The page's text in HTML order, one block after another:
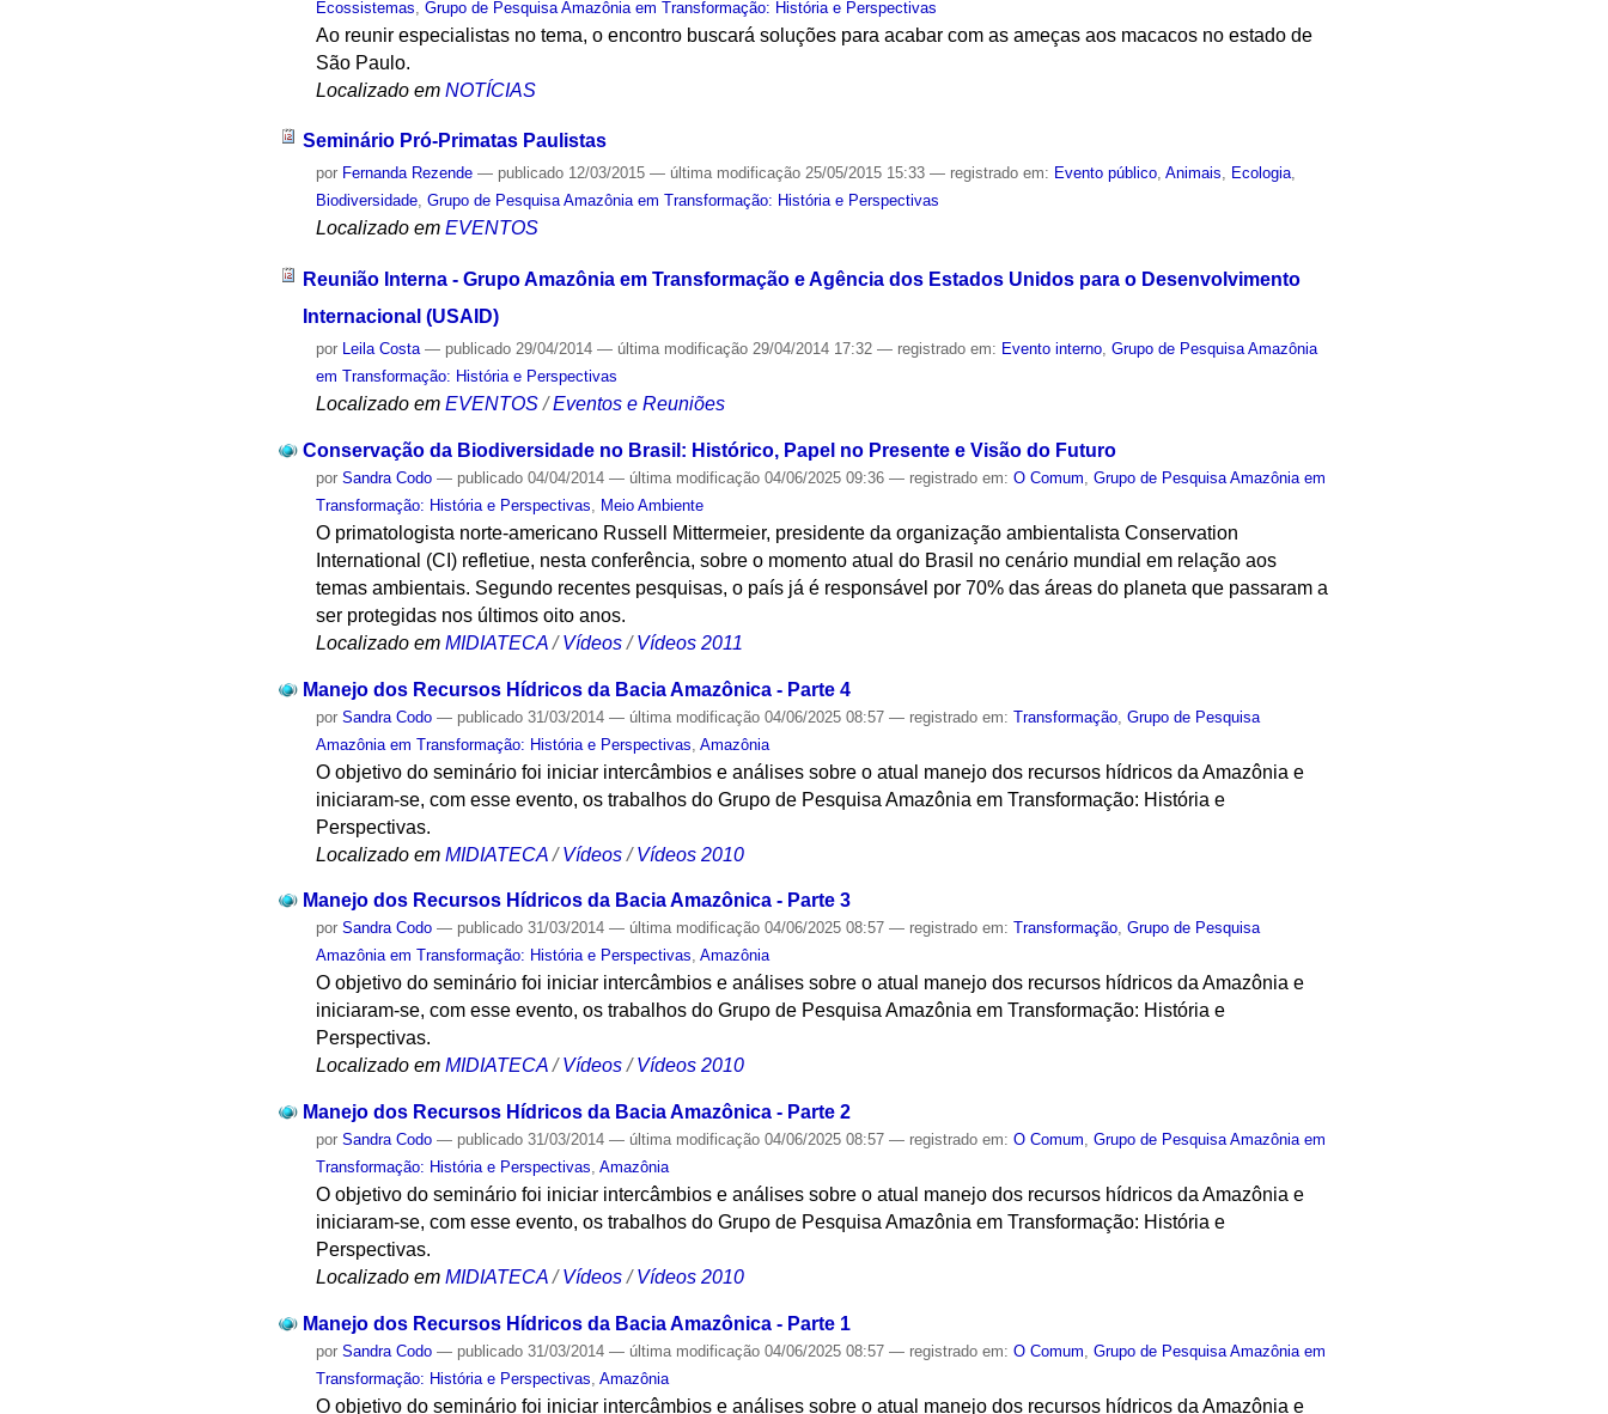
Ecossistemas ,Grupo de Pesquisa Amazônia em Transformação: História e Perspectivas
Ao reunir especialistas no tema, o encontro buscará soluções para acabar com as ameças aos macacos no estado de
São Paulo.
Localizado em NOTÍCIAS
Seminário Pró-Primatas Paulistas
por Fernanda Rezende — publicado 12/03/2015— última modificação 25/05/2015 15:33— registrado em: Evento público,Animais, Ecologia,
Biodiversidade,Grupo de Pesquisa Amazônia em Transformação: História e Perspectivas
Localizado em EVENTOS
Reunião Interna - Grupo Amazônia em Transformação e Agência dos Estados Unidos para o Desenvolvimento
Internacional (USAID)
por Leila Costa — publicado 29/04/2014— última modificação 29/04/2014 17:32— registrado em: Evento interno,Grupo de Pesquisa Amazônia
em Transformação: História e Perspectivas
Localizado em EVENTOS /Eventos e Reuniões
Conservação da Biodiversidade no Brasil: Histórico, Papel no Presente e Visão do Futuro
porSandra Codo — publicado 04/04/2014— última modificação 04/06/2025 09:36— registrado em:O Comum ,Grupo de Pesquisa Amazônia em
Transformação: História e Perspectivas
Meio Ambiente
O primatologista norte-americano Russell Mittermeier, presidente da organização ambientalista Conservation
International (CI) refletiue, nesta conferência, sobre o momento atual do Brasil no cenário mundial em relação aos
temas ambientais. Segundo recentes pesquisas, o país já é responsável por 70% das áreas do planeta que passaram a
ser protegidas nos últimos oito anos.
Localizado em MIDIATECA /Vídeos /Vídeos 2011
Manejo dos Recursos Hídricos da Bacia Amazônica - Parte 4
porSandra Codo — publicado 31/03/2014— última modificação 04/06/2025 08:57— registrado em:Transformação ,Grupo de Pesquisa
Amazônia em Transformação: História e Perspectivas ,Amazônia
O objetivo do seminário foi iniciar intercâmbios e análises sobre o atual manejo dos recursos hídricos da Amazônia e
iniciaram-se, com esse evento, os trabalhos do Grupo de Pesquisa Amazônia em Transformação: História e
Perspectivas.
Localizado em MIDIATECA /Vídeos /Vídeos 2010
Manejo dos Recursos Hídricos da Bacia Amazônica - Parte 3
porSandra Codo — publicado 31/03/2014— última modificação 04/06/2025 08:57— registrado em:Transformação,Grupo de Pesquisa
Amazônia em Transformação: História e Perspectivas,Amazônia
O objetivo do seminário foi iniciar intercâmbios e análises sobre o atual manejo dos recursos hídricos da Amazônia e
iniciaram-se, com esse evento, os trabalhos do Grupo de Pesquisa Amazônia em Transformação: História e
Perspectivas.
Localizado em MIDIATECA /Vídeos /Vídeos 2010
Manejo dos Recursos Hídricos da Bacia Amazônica - Parte 2
porSandra Codo — publicado 31/03/2014— última modificação 04/06/2025 08:57— registrado em:O Comum ,Grupo de Pesquisa Amazônia em
Transformação: História e Perspectivas ,Amazônia
O objetivo do seminário foi iniciar intercâmbios e análises sobre o atual manejo dos recursos hídricos da Amazônia e
iniciaram-se, com esse evento, os trabalhos do Grupo de Pesquisa Amazônia em Transformação: História e
Perspectivas.
Localizado em MIDIATECA /Vídeos /Vídeos 2010
Manejo dos Recursos Hídricos da Bacia Amazônica - Parte 1
porSandra Codo — publicado 31/03/2014— última modificação 04/06/2025 08:57— registrado em:O Comum ,Grupo de Pesquisa Amazônia em
Transformação: História e Perspectivas ,Amazônia
O objetivo do seminário foi iniciar intercâmbios e análises sobre o atual manejo dos recursos hídricos da Amazônia e